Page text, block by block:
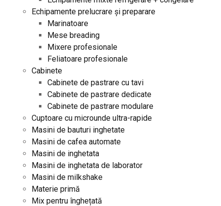
Echipamente prelucrare și preparare
Marinatoare
Mese breading
Mixere profesionale
Feliatoare profesionale
Cabinete
Cabinete de pastrare cu tavi
Cabinete de pastrare dedicate
Cabinete de pastrare modulare
Cuptoare cu microunde ultra-rapide
Masini de bauturi inghetate
Masini de cafea automate
Masini de inghetata
Masini de inghetata de laborator
Masini de milkshake
Materie primă
Mix pentru înghețată